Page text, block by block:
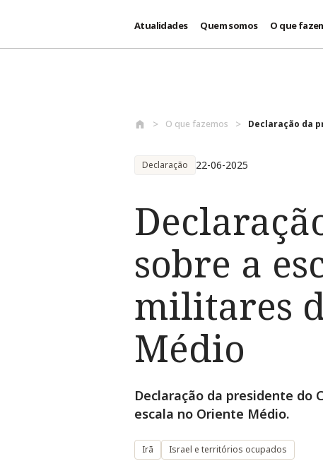
Atualidades Quem somos O que
O que fazemos Declaração da
Declaração 22-06-2025
sobre a
militares
Médio
Declaração da presidente do
escala no Oriente Médio.
Irã Israel e territórios ocupados